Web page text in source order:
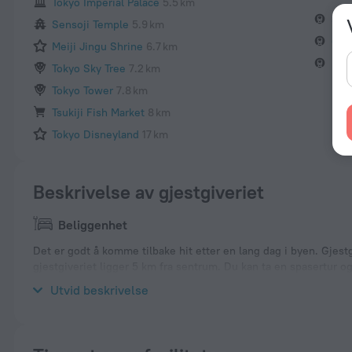
Sensoji Temple 5.9 km
Meiji Jingu Shrine 6.7 km
Tokyo Sky Tree 7.2 km
Tokyo Tower 7.8 km
Tsukiji Fish Market 8 km
Tokyo Disneyland 17 km
Beskrivelse av gjestgiveriet
Beliggenhet
Det er godt å komme tilbake hit etter en lang dag i byen.
Utvid beskrivelse